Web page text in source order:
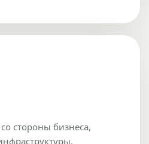
стороны бизнеса,